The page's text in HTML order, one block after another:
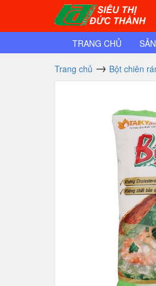
TRANG CHỦ
Trang chủ Bột chiên